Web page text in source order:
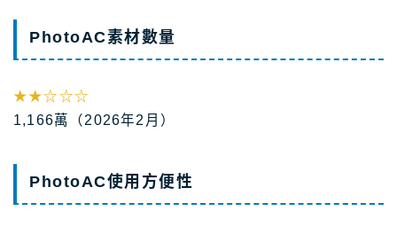
PhotoAC素材數量
★★☆☆☆
1,166萬（2026年2月）
PhotoAC使用方便性